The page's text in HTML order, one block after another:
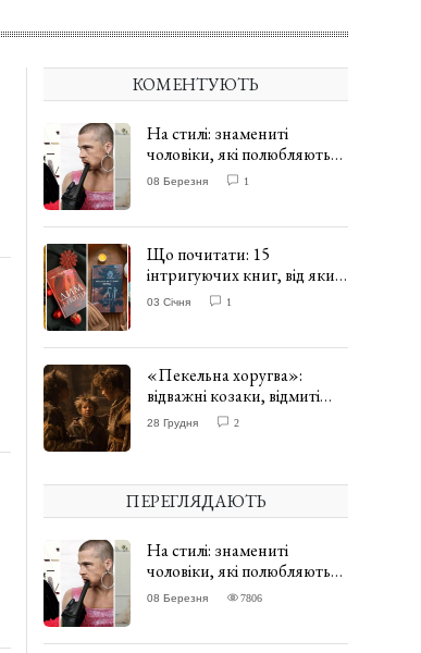
КОМЕНТУЮТЬ
На стилі: знамениті
чоловіки, які полюбляють
одягати сукні. ФОТО
08 Березня 1
Що почитати: 15
інтригуючих книг, від яких
важко відірватись. ФОТО
03 Січня 1
«Пекельна хоругва»:
відважні козаки, відмиті
чорти та відчайдушний
28 Грудня 2
ПЕРЕГЛЯДАЮТЬ
На стилі: знамениті
чоловіки, які полюбляють
одягати сукні. ФОТО
08 Березня 7806